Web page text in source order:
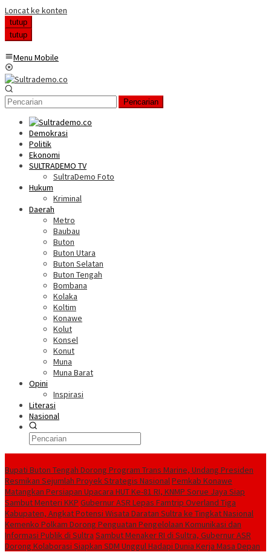
Loncat ke konten
tutup
tutup
Menu Mobile
Pencarian
Demokrasi
Politik
Ekonomi
SULTRADEMO TV
SultraDemo Foto
Hukum
Kriminal
Daerah
Metro
Baubau
Buton
Buton Utara
Buton Selatan
Buton Tengah
Bombana
Kolaka
Koltim
Konawe
Kolut
Konsel
Konut
Muna
Muna Barat
Opini
Inspirasi
Literasi
Nasional
Bupati Buton Tengah Dorong Program Trans Marine, Undang Presiden
Resmikan Sejumlah Proyek Strategis NasionalPemkab Konawe
Matangkan Persiapan Upacara HUT Ke-81 RI, KNMP Sorue Jaya Siap
Sambut Menteri KKP Gubernur ASR Lepas Famtrip Overland Tiga
Kabupaten, Angkat Potensi Wisata Daratan Sultra ke Tingkat Nasional
Kemenko Polkam Dorong Penguatan Pengelolaan Komunikasi dan
Informasi Publik di Sultra Sambut Menaker RI di Sultra, Gubernur ASR
Dorong Kolaborasi Siapkan SDM Unggul Hadapi Dunia Kerja Masa Depan